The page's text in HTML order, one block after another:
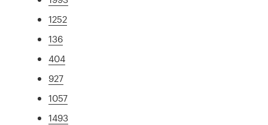
1252
136
404
927
1057
1493